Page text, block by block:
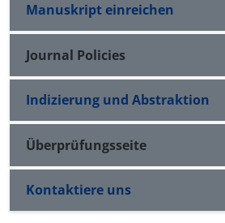
Manuskript einreichen
Journal Policies
Indizierung und Abstraktion
Überprüfungsseite
Kontaktiere uns